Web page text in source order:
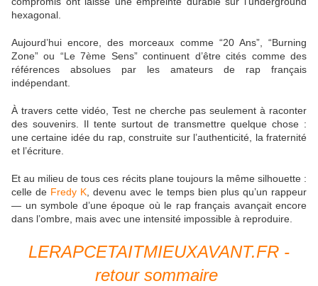
hexagonal.
Aujourd’hui encore, des morceaux comme “20 Ans”, “Burning
Zone” ou “Le 7ème Sens” continuent d’être cités comme des
références absolues par les amateurs de rap français
indépendant.
À travers cette vidéo, Test ne cherche pas seulement à raconter
des souvenirs. Il tente surtout de transmettre quelque chose :
une certaine idée du rap, construite sur l’authenticité, la fraternité
et l’écriture.
Et au milieu de tous ces récits plane toujours la même silhouette :
celle de Fredy K , devenu avec le temps bien plus qu’un rappeur
— un symbole d’une époque où le rap français avançait encore
dans l’ombre, mais avec une intensité impossible à reproduire.
LERAPCETAITMIEUXAVANT.FR -
retour sommaire